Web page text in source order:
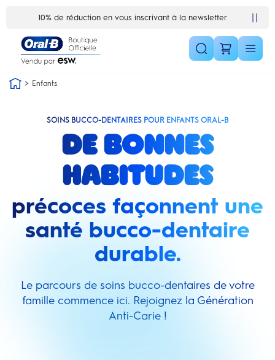
Satisfait ou remboursé 30 jours
Enfants
SOINS BUCCO-DENTAIRES POUR ENFANTS ORAL-B
De bonnes
habitudes
précoces façonnent une
santé bucco-dentaire
durable.
Le parcours de soins bucco-dentaires de votre
famille commence ici. Rejoignez la Génération
Anti-Carie !